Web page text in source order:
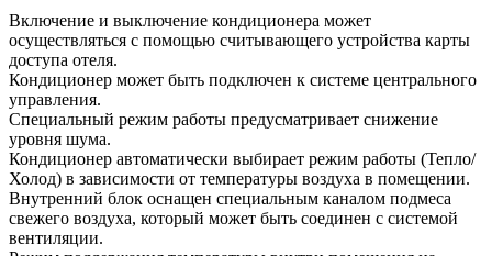
Включение и выключение кондиционера может
осуществляться с помощью считывающего устройства карты
доступа отеля.
Кондиционер может быть подключен к системе центрального
управления.
Специальный режим работы предусматривает снижение
уровня шума.
Кондиционер автоматически выбирает режим работы (Тепло/
Холод) в зависимости от температуры воздуха в помещении.
Внутренний блок оснащен специальным каналом подмеса
свежего воздуха, который может быть соединен с системой
вентиляции.